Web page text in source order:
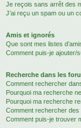
Je reçois sans arrêt des
J’ai reçu un spam ou un
Amis et ignorés
Que sont mes listes
Comment puis-je ajouter/
Recherche dans les
Comment rechercher
Pourquoi ma recherche
Pourquoi ma recherche
Comment rechercher des
Comment puis-je trouver